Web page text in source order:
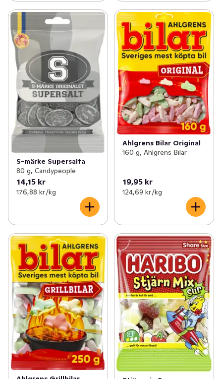
S-märke Supersalta
80 g, Candypeople
14,15 kr
176,88 kr /kg
Ahlgrens Bilar Original
160 g, Ahlgrens Bilar
19,95 kr
124,69 kr /kg